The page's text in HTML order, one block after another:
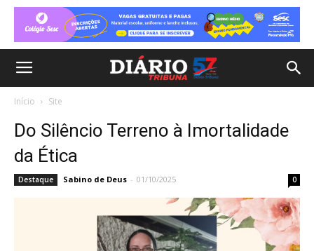
Início Site
Do Silêncio Terreno à Imortalidade
da Ética
Destaque Sabino de Deus - 01/10/2025 0